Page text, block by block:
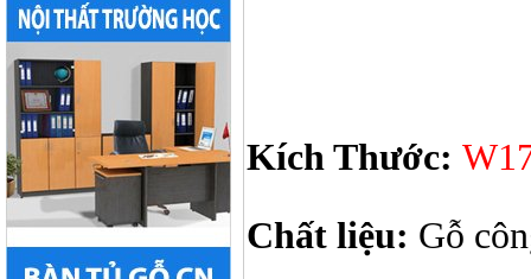
Kích Thước:
Chất liệu: Gỗ